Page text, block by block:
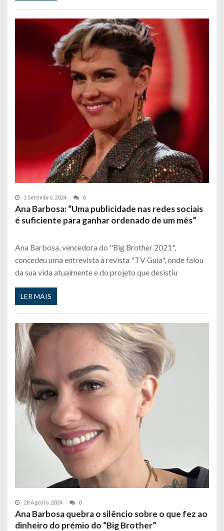
1 Setembro, 2024 0
Ana Barbosa: “Uma publicidade nas redes sociais
é suficiente para ganhar ordenado de um mês”
Ana Barbosa, vencedora do "Big Brother 2021",
concedeu uma entrevista à revista "TV Guia", onde falou
da sua vida atualmente e do projeto que desistiu
LER MAIS
28 Agosto, 2024 0
Ana Barbosa quebra o silêncio sobre o que fez ao
dinheiro do prémio do “Big Brother”